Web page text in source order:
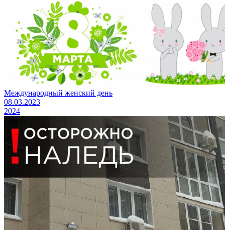
Международный женский день
08.03.2023
2024